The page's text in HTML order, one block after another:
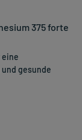
375 forte
eine
gesunde